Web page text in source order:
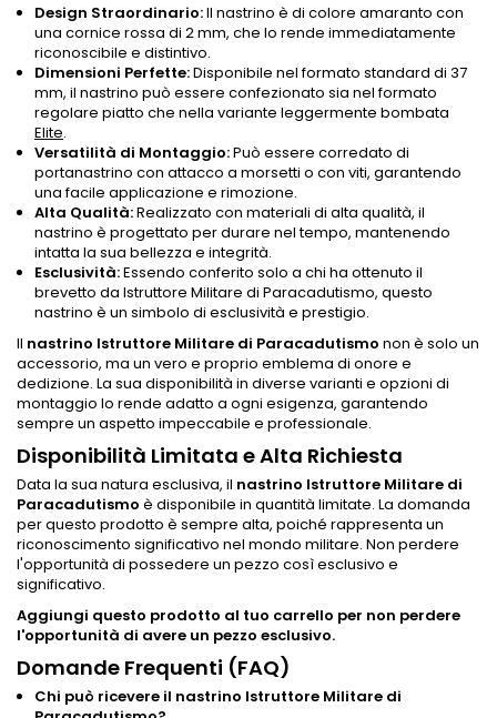
Design Straordinario:Il nastrino è di colore amaranto con
una cornice rossa di 2 mm, che lo rende immediatamente
riconoscibile e distintivo.
Dimensioni Perfette:Disponibile nel formato standard di 37
mm, il nastrino può essere confezionato sia nel formato
regolare piatto che nella variante leggermente bombata
Elite.
Versatilità di Montaggio:Può essere corredato di
portanastrino con attacco a morsetti o con viti, garantendo
una facile applicazione e rimozione.
Alta Qualità:Realizzato con materiali di alta qualità, il
nastrino è progettato per durare nel tempo, mantenendo
intatta la sua bellezza e integrità.
Esclusività:Essendo conferito solo a chi ha ottenuto il
brevetto da Istruttore Militare di Paracadutismo, questo
nastrino è un simbolo di esclusività e prestigio.
Il nastrino Istruttore Militare di Paracadutismo non è solo un
accessorio, ma un vero e proprio emblema di onore e
dedizione. La sua disponibilità in diverse varianti e opzioni di
montaggio lo rende adatto a ogni esigenza, garantendo
sempre un aspetto impeccabile e professionale.
Disponibilità Limitata e Alta Richiesta
Data la sua natura esclusiva, il nastrino Istruttore Militare di
Paracadutismo è disponibile in quantità limitate. La domanda
per questo prodotto è sempre alta, poiché rappresenta un
riconoscimento significativo nel mondo militare. Non perdere
l'opportunità di possedere un pezzo così esclusivo e
significativo.
Aggiungi questo prodotto al tuo carrello per non perdere
l'opportunità di avere un pezzo esclusivo.
Domande Frequenti (FAQ)
Chi può ricevere il nastrino Istruttore Militare di